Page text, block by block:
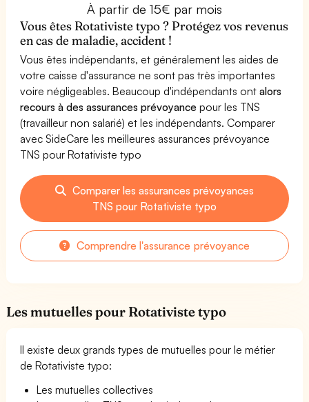
À partir de 15€ par mois
Vous êtes Rotativiste typo ? Protégez vos revenus
en cas de maladie, accident !
Vous êtes indépendants, et généralement les aides de
votre caisse d'assurance ne sont pas très importantes
voire négligeables. Beaucoup d'indépendants ontalors
recours à des assurances prévoyance pour les TNS
(travailleur non salarié) et les indépendants. Comparer
avec SideCare les meilleures assurances prévoyance
TNS pour Rotativiste typo
Comparer les assurances prévoyances
TNS pour Rotativiste typo
Comprendre l'assurance prévoyance
Les mutuelles pour Rotativiste typo
Il existe deux grands types de mutuelles pour le métier
de Rotativiste typo:
Les mutuelles collectives